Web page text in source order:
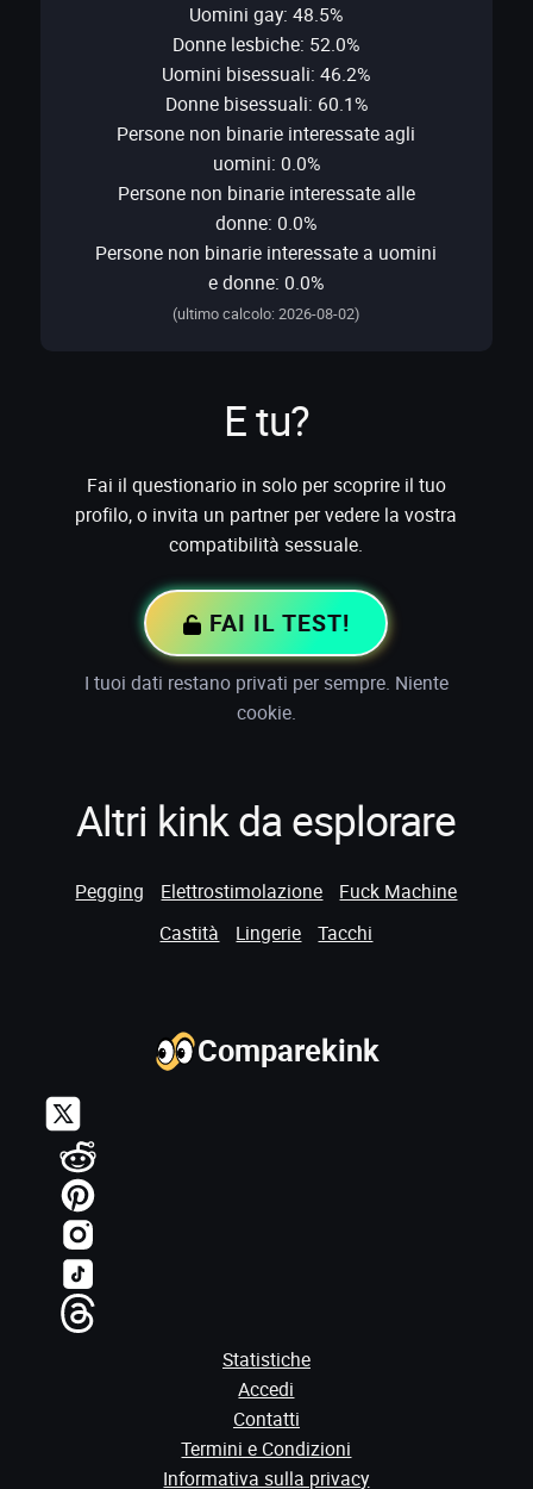
Uomini gay: 48.5%
Donne lesbiche: 52.0%
Uomini bisessuali: 46.2%
Donne bisessuali: 60.1%
Persone non binarie interessate agli
uomini: 0.0%
Persone non binarie interessate alle
donne: 0.0%
Persone non binarie interessate a uomini
e donne: 0.0%
(ultimo calcolo: 2026-08-02)
E tu?
Fai il questionario in solo per scoprire il tuo
profilo, o invita un partner per vedere la vostra
compatibilità sessuale.
FAI IL TEST!
I tuoi dati restano privati per sempre. Niente
cookie.
Altri kink da esplorare
Pegging Elettrostimolazione
Fuck Machine
Castità
Lingerie Tacchi
Comparekink
Statistiche
Accedi
Contatti
Termini e Condizioni
Informativa sulla privacy